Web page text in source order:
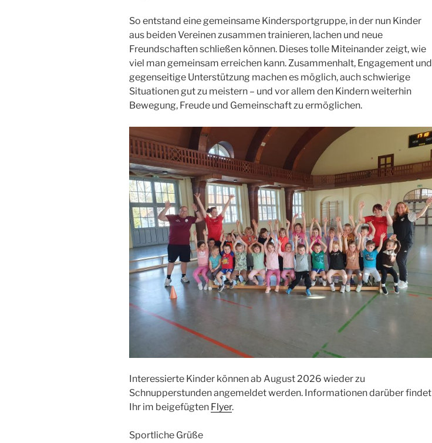
So entstand eine gemeinsame Kindersportgruppe, in der nun Kinder
aus beiden Vereinen zusammen trainieren, lachen und neue
Freundschaften schließen können. Dieses tolle Miteinander zeigt, wie
viel man gemeinsam erreichen kann. Zusammenhalt, Engagement und
gegenseitige Unterstützung machen es möglich, auch schwierige
Situationen gut zu meistern – und vor allem den Kindern weiterhin
Bewegung, Freude und Gemeinschaft zu ermöglichen.
Interessierte Kinder können ab August 2026 wieder zu
Schnupperstunden angemeldet werden. Informationen darüber findet
Ihr im beigefügten Flyer.
Sportliche Grüße